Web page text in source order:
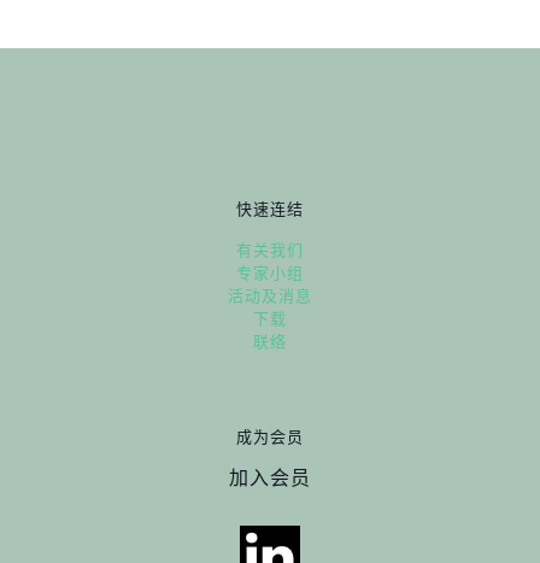
快速连结
有关我们
专家小组
活动及消息
下载
联络
成为会员
加入会员